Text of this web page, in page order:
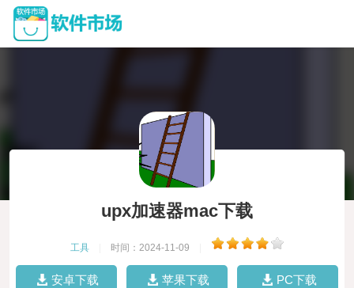
upx加速器mac下载
工具 时间：2024-11-09
安卓下载 苹果下载 PC下载